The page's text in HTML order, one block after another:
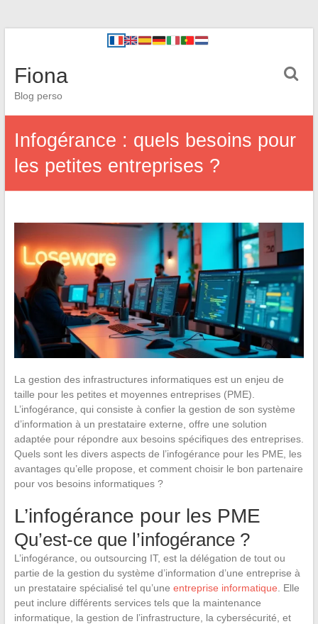
Fiona
Blog perso
Infogérance : quels besoins pour
les petites entreprises ?
La gestion des infrastructures informatiques est un enjeu de
taille pour les petites et moyennes entreprises (PME).
L’infogérance, qui consiste à confier la gestion de son système
d’information à un prestataire externe, offre une solution
adaptée pour répondre aux besoins spécifiques des entreprises.
Quels sont les divers aspects de l’infogérance pour les PME, les
avantages qu’elle propose, et comment choisir le bon partenaire
pour vos besoins informatiques ?
L’infogérance pour les PME
Qu’est-ce que l’infogérance ?
L’infogérance, ou outsourcing IT, est la délégation de tout ou
partie de la gestion du système d’information d’une entreprise à
un prestataire spécialisé tel qu’une entreprise informatique . Elle
peut inclure différents services tels que la maintenance
informatique, la gestion de l’infrastructure, la cybersécurité, et